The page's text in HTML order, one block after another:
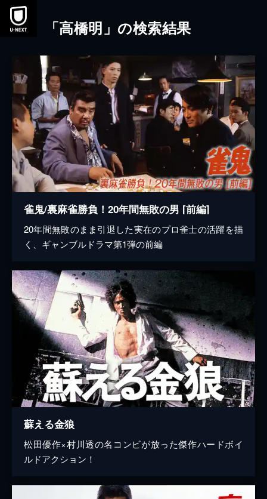
本文へスキップ
「高橋明」の検索結果
雀鬼/裏麻雀勝負！20年間無敗の男 [前編]
20年間無敗のまま引退した実在のプロ雀士の活躍を描
く、ギャンブルドラマ第1弾の前編
蘇える金狼
松田優作×村川透の名コンビが放った傑作ハードボイ
ルドアクション！